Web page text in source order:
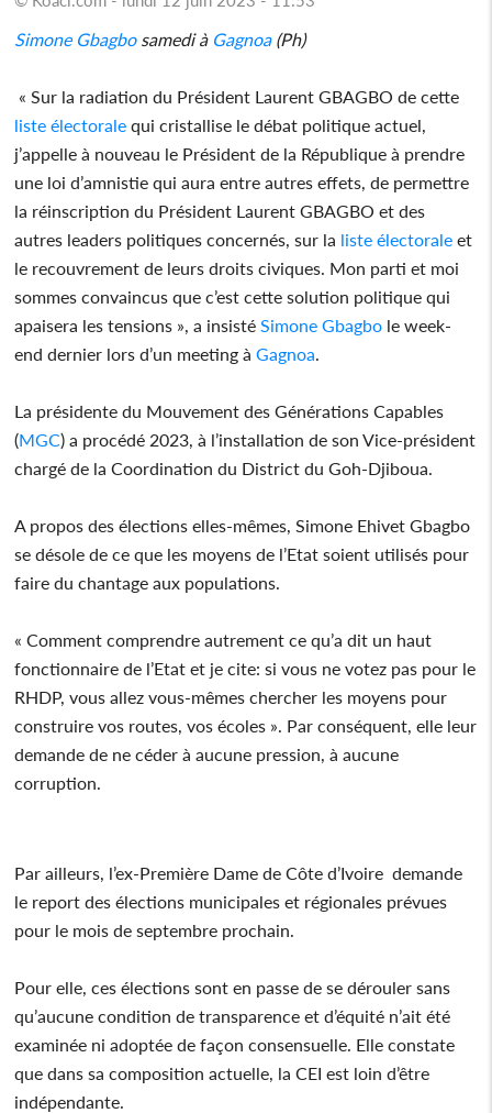
Simone Gbagbosamedi à Gagnoa(Ph)
« Sur la radiation du Président Laurent GBAGBO de cette
liste électorale qui cristallise le débat politique actuel,
j’appelle à nouveau le Président de la République à prendre
une loi d’amnistie qui aura entre autres effets, de permettre
la réinscription du Président Laurent GBAGBO et des
autres leaders politiques concernés, sur la liste électorale et
le recouvrement de leurs droits civiques. Mon parti et moi
sommes convaincus que c’est cette solution politique qui
apaisera les tensions », a insisté Simone Gbagbo le week-
end dernier lors d’un meeting àGagnoa
La présidente du Mouvement des Générations Capables
(MGC) a procédé 2023, à l’installation de son Vice-président
chargé de la Coordination du District du Goh-Djiboua.
A propos des élections elles-mêmes, Simone Ehivet Gbagbo
se désole de ce que les moyens de l’Etat soient utilisés pour
faire du chantage aux populations.
« Comment comprendre autrement ce qu’a dit un haut
fonctionnaire de l’Etat et je cite: si vous ne votez pas pour le
RHDP, vous allez vous-mêmes chercher les moyens pour
construire vos routes, vos écoles ». Par conséquent, elle leur
demande de ne céder à aucune pression, à aucune
corruption.
Par ailleurs, l’ex-Première Dame de Côte d’Ivoire demande
le report des élections municipales et régionales prévues
pour le mois de septembre prochain.
Pour elle, ces élections sont en passe de se dérouler sans
qu’aucune condition de transparence et d’équité n’ait été
examinée ni adoptée de façon consensuelle. Elle constate
que dans sa composition actuelle, la CEI est loin d’être
indépendante.